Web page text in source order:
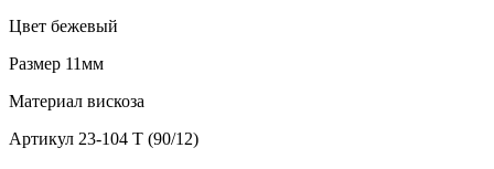
Цвет бежевый
Размер 11мм
Материал вискоза
Артикул 23-104 T (90/12)